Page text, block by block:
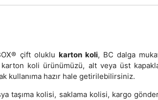
çift oluklu karton koli, BC dalga
karton koli ürünümüzü, alt veya üst
kullanıma hazır hale getirilebilirsiniz.
taşıma kolisi, saklama kolisi, kargo